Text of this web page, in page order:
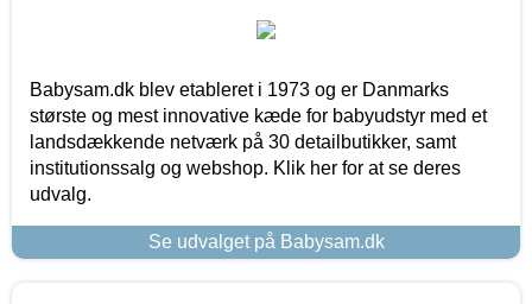
Babysam.dk blev etableret i 1973 og er Danmarks
største og mest innovative kæde for babyudstyr med et
landsdækkende netværk på 30 detailbutikker, samt
institutionssalg og webshop. Klik her for at se deres
udvalg.
Se udvalget på Babysam.dk